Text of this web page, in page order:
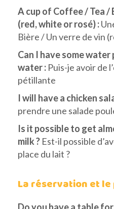
A cup of Coffee / Tea /
(red, white or rosé) :
Bière / Un verre de vin
Can I have some
water : Puis-je avoir de
pétillante
I will have a chicken
prendre une salade
Is it possible to get
milk ? Est-il possible
place du lait ?
La réservation et
Do you have a table for